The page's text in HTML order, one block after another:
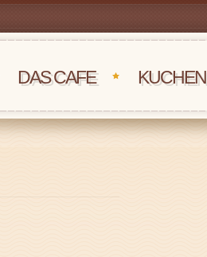
DAS CAFE KUCHEN